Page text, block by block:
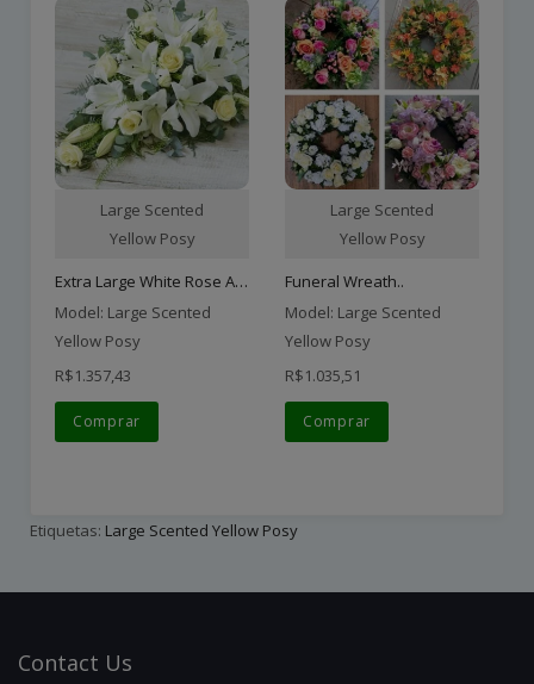
Large Scented
Yellow Posy
Extra Large White Rose An..
Model: Large Scented
Yellow Posy
R$1.357,43
Comprar
Large Scented
Yellow Posy
Funeral Wreath..
Model: Large Scented
Yellow Posy
R$1.035,51
Comprar
Etiquetas: Large Scented Yellow Posy
Contact Us